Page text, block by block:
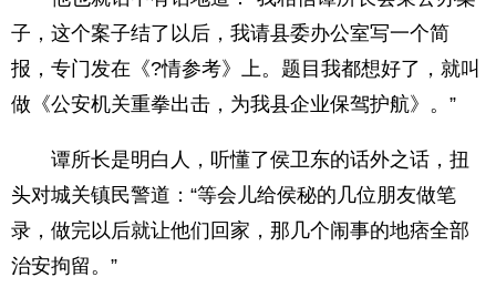
子，这个案子结了以后，我请县委办公室写一个简
报，专门发在《?情参考》上。题目我都想好了，就叫
做《公安机关重拳出击，为我县企业保驾护航》。”
谭所长是明白人，听懂了侯卫东的话外之话，扭
头对城关镇民警道：“等会儿给侯秘的几位朋友做笔
录，做完以后就让他们回家，那几个闹事的地痞全部
治安拘留。”